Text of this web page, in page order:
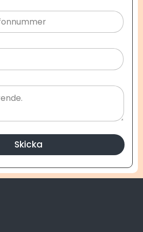
Skicka